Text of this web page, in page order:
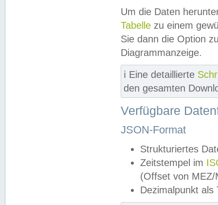
Um die Daten
Tabelle zu einem
Sie dann die Option
Diagrammanzeige.
ℹ️ Eine detaillierte
den gesamten
Verfügbare
JSON-Format
Strukturiertes
Zeitstempel im
(Offset von MEZ/
Dezimalpunkt als